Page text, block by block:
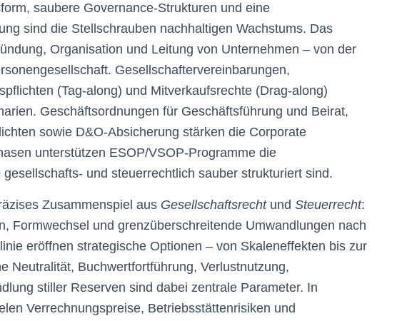
saubere Governance-Strukturen und eine
sind die Stellschrauben nachhaltigen Wachstums. Das
Organisation und Leitung von Unternehmen – von der
Gesellschaftervereinbarungen,
(Tag-along) und Mitverkaufsrechte (Drag-along)
Geschäftsordnungen für Geschäftsführung und Beirat,
sowie D&O-Absicherung stärken die Corporate
unterstützen ESOP/VSOP-Programme die
und steuerrechtlich sauber strukturiert sind.
Zusammenspiel aus Gesellschaftsrechtund Steuerrecht:
Formwechsel und grenzüberschreitende Umwandlungen nach
eröffnen strategische Optionen – von Skaleneffekten bis zur
Neutralität, Buchwertfortführung, Verlustnutzung,
stiller Reserven sind dabei zentrale Parameter. In
Verrechnungspreise, Betriebsstättenrisiken und